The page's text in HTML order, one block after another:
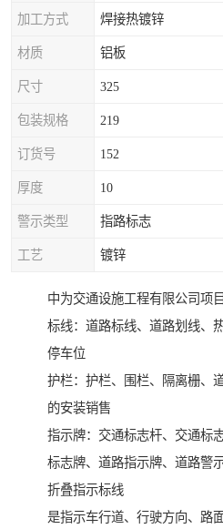
加工方式 焊接热镀锌
材质 铝板
尺寸 325
包装规格 219
订货号 152
厚度 10
警示类型 指路标志
工艺 镀锌
中为交通设施工程有限公司项目
标线：道路标线、道路划线、
停车位
护栏：护栏、围栏、隔离栅、
的安装销售
指示牌：交通标志杆、交通标
标志牌、道路指示牌、道路警
折叠指示标线
是指示车行道、行驶方向、路